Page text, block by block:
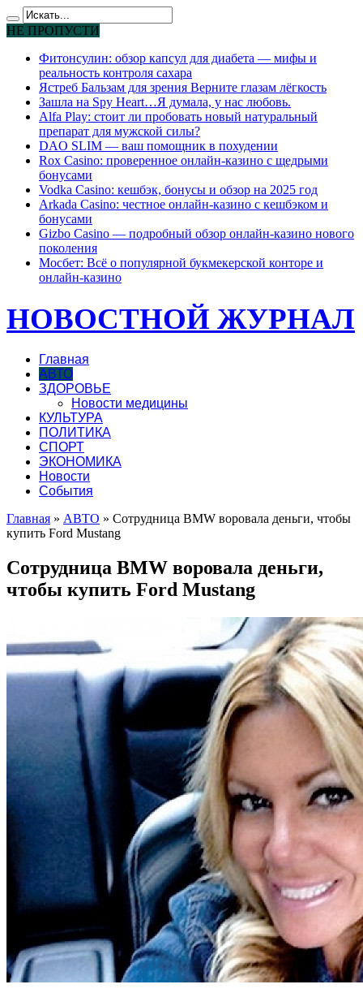
НЕ ПРОПУСТИ
Фитонсулин: обзор капсул для диабета — мифы и
реальность контроля сахара
Ястреб Бальзам для зрения Верните глазам лёгкость
Зашла на Spy Heart…Я думала, у нас любовь.
Alfa Play: стоит ли пробовать новый натуральный
препарат для мужской силы?
DAO SLIM — ваш помощник в похудении
Rox Casino: проверенное онлайн-казино с щедрыми
бонусами
Vodka Casino: кешбэк, бонусы и обзор на 2025 год
Arkada Casino: честное онлайн-казино с кешбэком и
бонусами
Gizbo Casino — подробный обзор онлайн-казино нового
поколения
Мосбет: Всё о популярной букмекерской конторе и
онлайн-казино
НОВОСТНОЙ ЖУРНАЛ
Главная
АВТО
ЗДОРОВЬЕ
Новости медицины
КУЛЬТУРА
ПОЛИТИКА
СПОРТ
ЭКОНОМИКА
Новости
События
Главная » АВТО » Сотрудница BMW воровала деньги, чтобы
купить Ford Mustang
Сотрудница BMW воровала деньги,
чтобы купить Ford Mustang